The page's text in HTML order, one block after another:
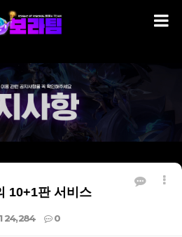
10+1판 서비스
124,284 0